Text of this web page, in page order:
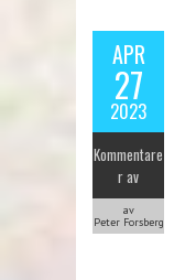
APR
27
2023
Kommentare
r av
av
Peter Forsberg